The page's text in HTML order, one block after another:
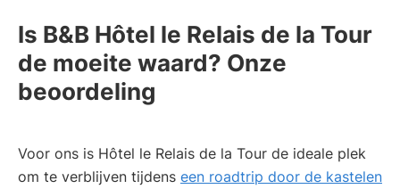
Is B&B Hôtel le Relais de la Tour
de moeite waard? Onze
beoordeling
Voor ons is Hôtel le Relais de la Tour de ideale plek
om te verblijven tijdens een roadtrip door de kastelen